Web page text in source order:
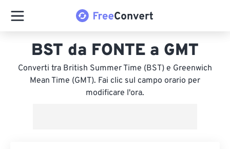
BST da FONTE a GMT
Converti tra British Summer Time (BST) e Greenwich
Mean Time (GMT). Fai clic sul campo orario per
modificare l'ora.